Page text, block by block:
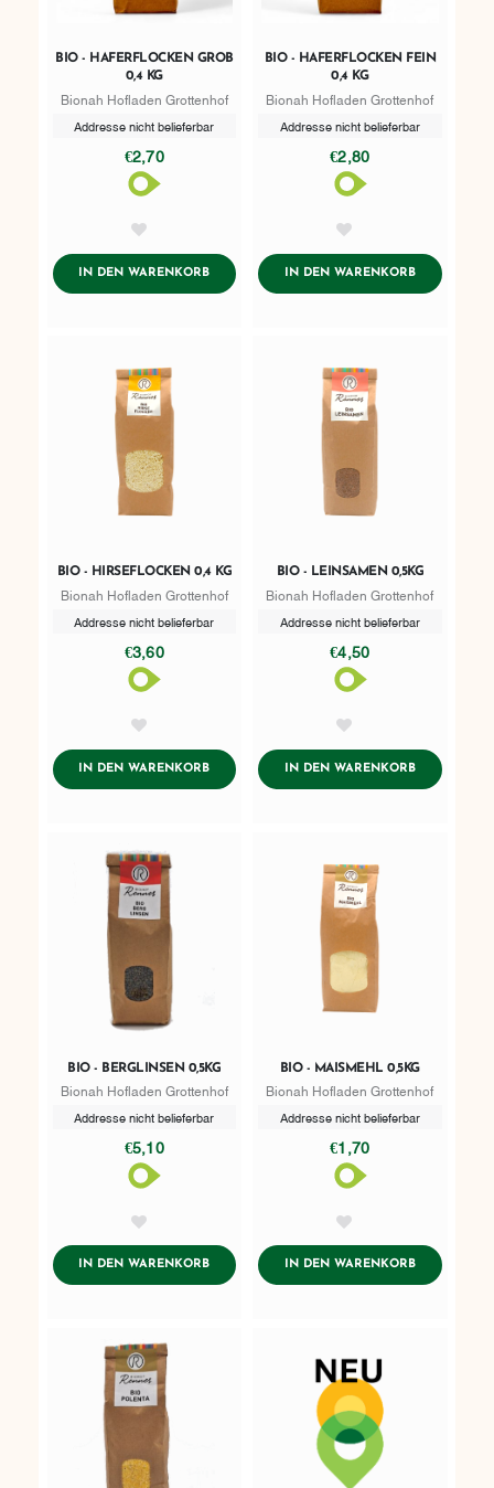
BIO - HAFERFLOCKEN GROB
0,4 KG
Bionah Hofladen Grottenhof
Addresse nicht belieferbar
€2,70
IN DEN WARENKORBADDTOCART
BIO - HAFERFLOCKEN FEIN
0,4 KG
Bionah Hofladen Grottenhof
Addresse nicht belieferbar
€2,80
IN DEN WARENKORBADDTOCART
BIO - HIRSEFLOCKEN 0,4 KG
Bionah Hofladen Grottenhof
Addresse nicht belieferbar
€3,60
IN DEN WARENKORBADDTOCART
BIO - LEINSAMEN 0,5KG
Bionah Hofladen Grottenhof
Addresse nicht belieferbar
€4,50
IN DEN WARENKORBADDTOCART
BIO - BERGLINSEN 0,5KG
Bionah Hofladen Grottenhof
Addresse nicht belieferbar
€5,10
IN DEN WARENKORBADDTOCART
BIO - MAISMEHL 0,5KG
Bionah Hofladen Grottenhof
Addresse nicht belieferbar
€1,70
IN DEN WARENKORBADDTOCART